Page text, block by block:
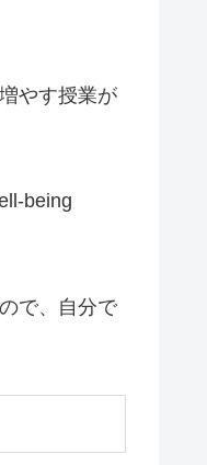
やす授業が
being
で、自分で